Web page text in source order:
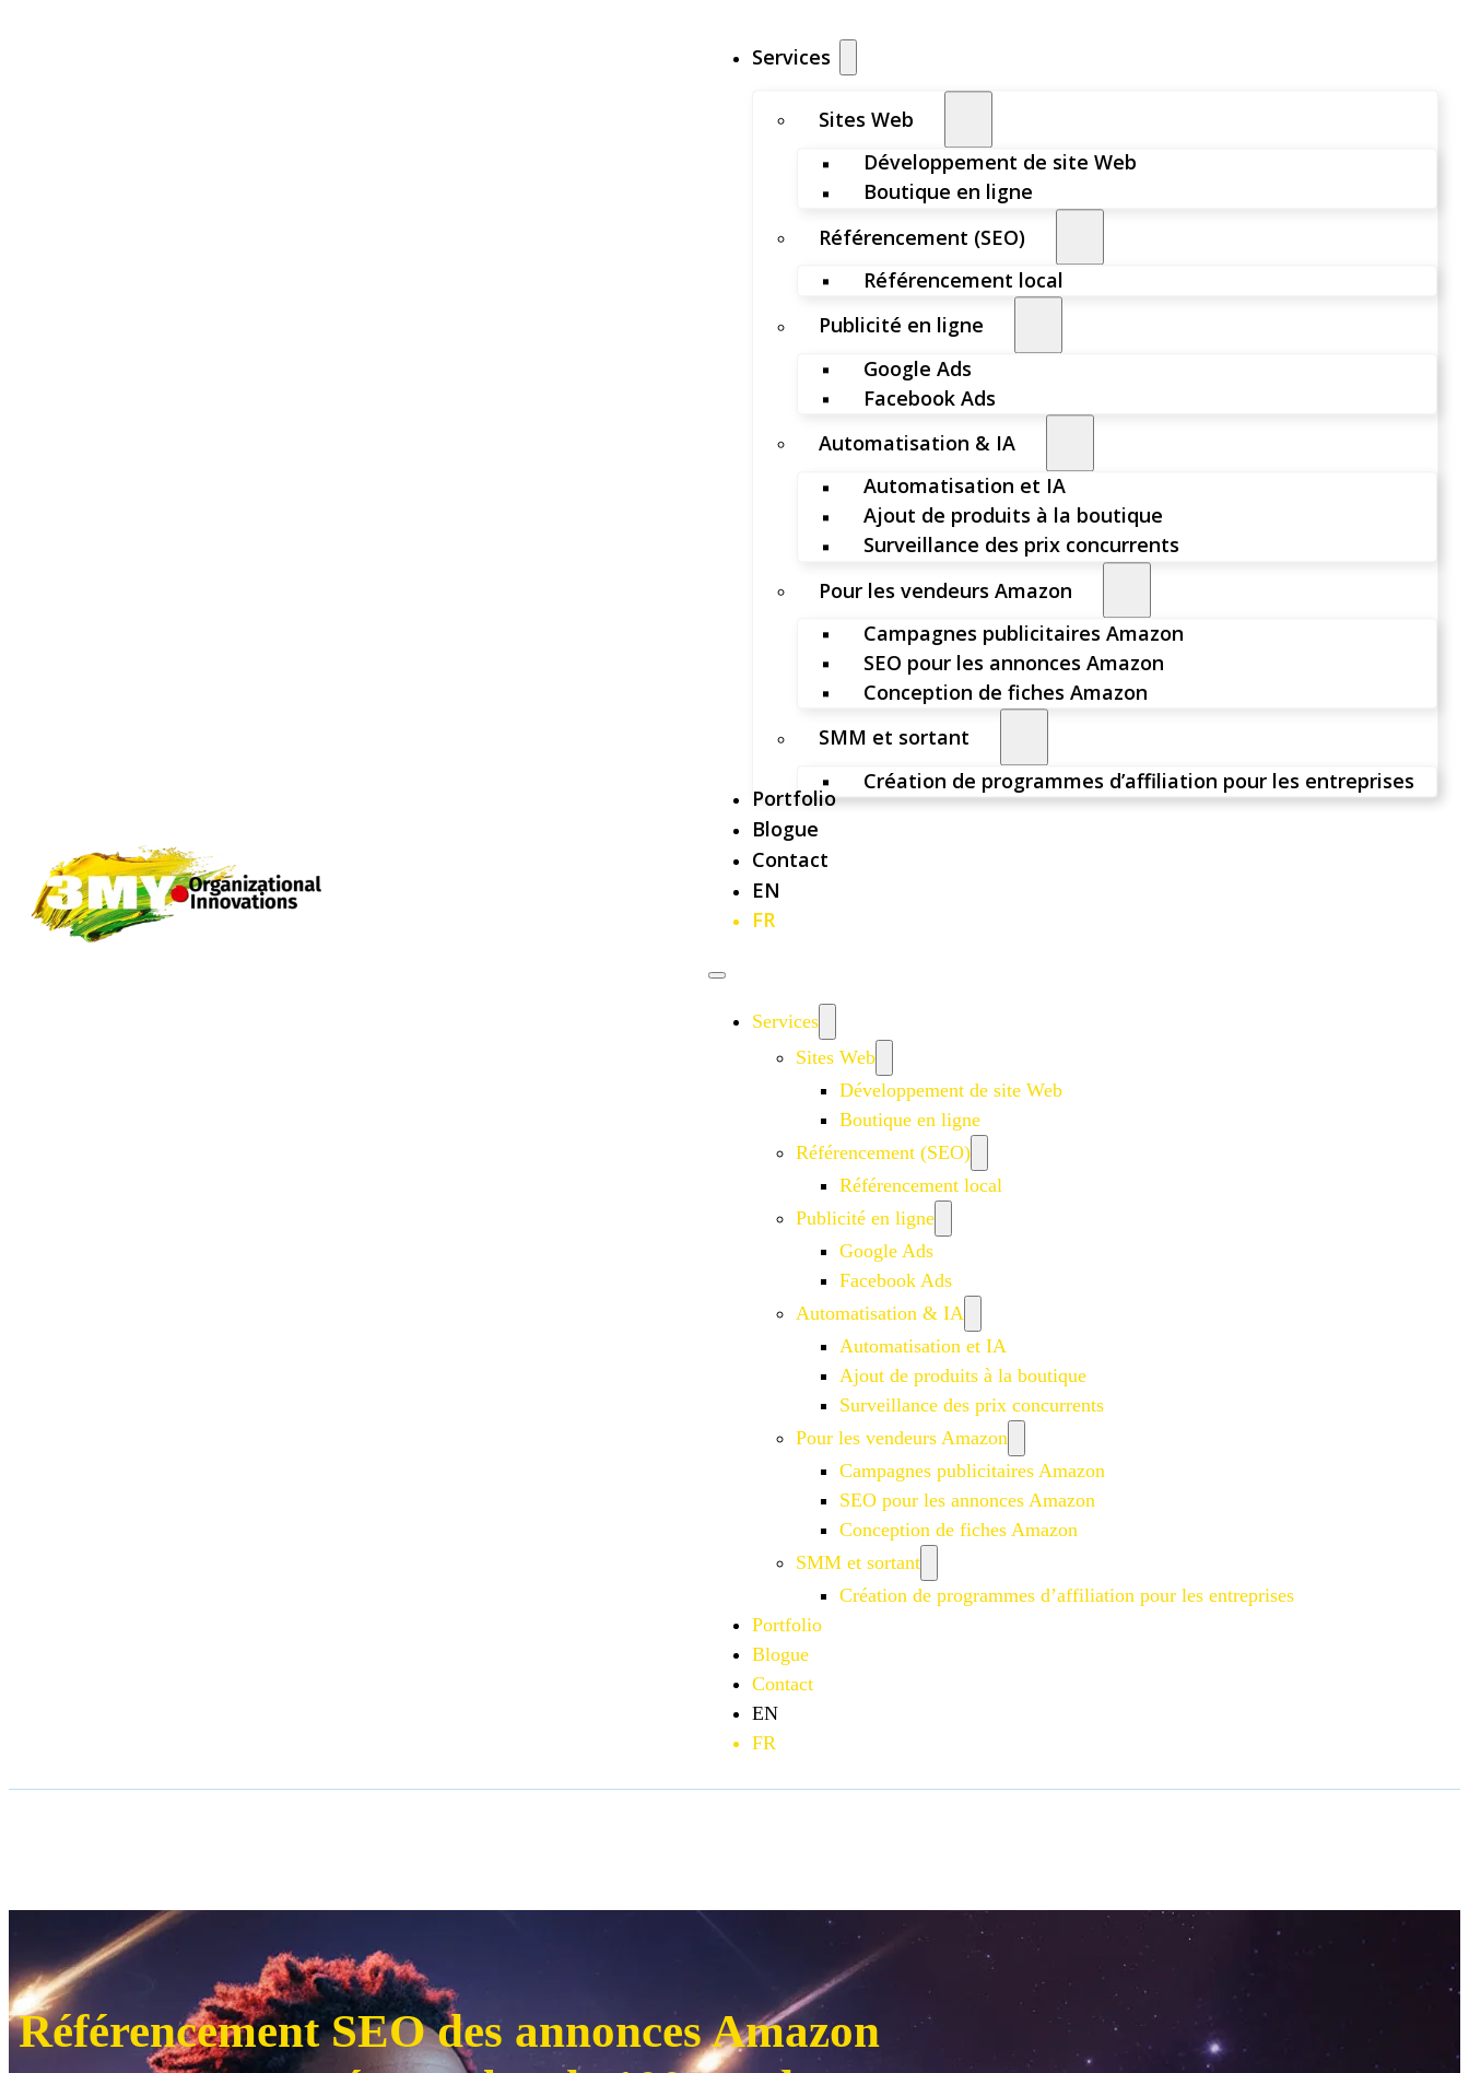
Services
Sites Web
Développement de site Web
Boutique en ligne
Référencement (SEO)
Référencement local
Publicité en ligne
Google Ads
Facebook Ads
Automatisation & IA
Automatisation et IA
Ajout de produits à la boutique
Surveillance des prix concurrents
Pour les vendeurs Amazon
Campagnes publicitaires Amazon
SEO pour les annonces Amazon
Conception de fiches Amazon
SMM et sortant
Création de programmes d’affiliation pour les entreprises
Portfolio
Blogue
Contact
EN
FR
Services
Sites Web
Développement de site Web
Boutique en ligne
Référencement (SEO)
Référencement local
Publicité en ligne
Google Ads
Facebook Ads
Automatisation & IA
Automatisation et IA
Ajout de produits à la boutique
Surveillance des prix concurrents
Pour les vendeurs Amazon
Campagnes publicitaires Amazon
SEO pour les annonces Amazon
Conception de fiches Amazon
SMM et sortant
Création de programmes d’affiliation pour les entreprises
Portfolio
Blogue
Contact
EN
FR
Référencement SEO des annonces Amazon